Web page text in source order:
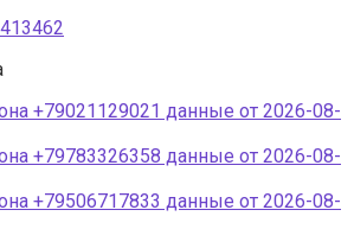
+79021129021 данные от 2026-08-
+79783326358 данные от 2026-08-
+79506717833 данные от 2026-08-